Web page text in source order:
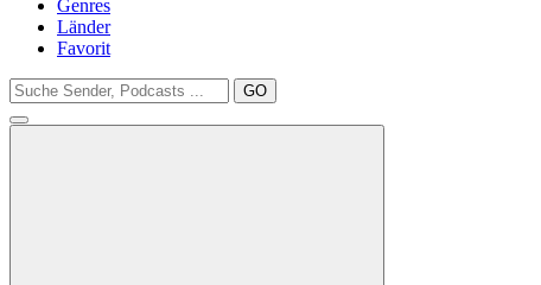
Genres
Länder
Favorit
GO